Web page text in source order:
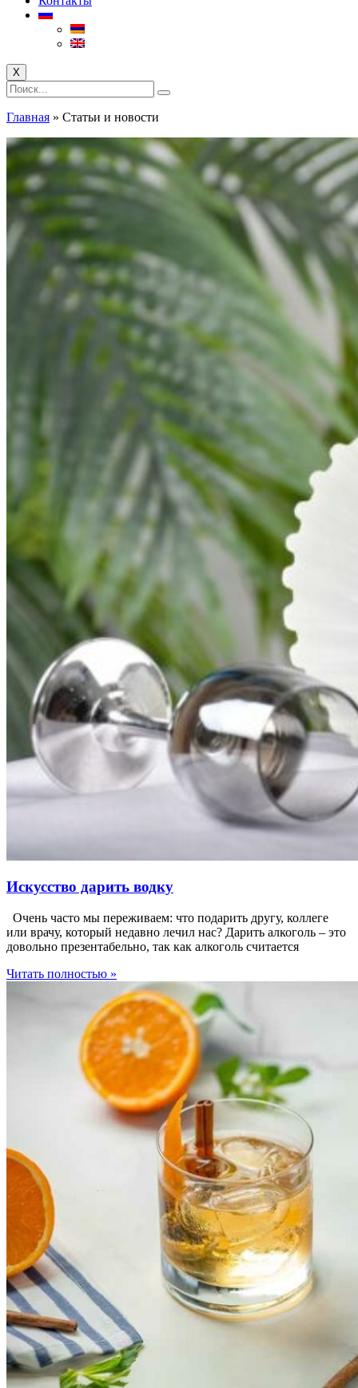
X
Главная » Статьи и новости
Искусство дарить водку
Очень часто мы переживаем: что подарить другу, коллеге
или врачу, который недавно лечил нас? Дарить алкоголь – это
довольно презентабельно, так как алкоголь считается
Читать полностью »